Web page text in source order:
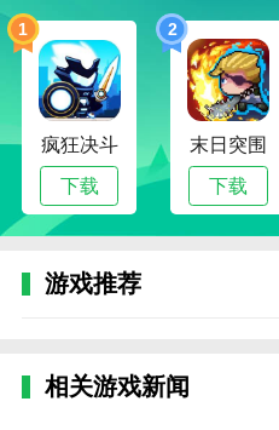
hgnybaablmwujwxk
HGNYBAABLmtaReKj
HGNYBAABLmwtveLM
HGNYBAABLmshPuFn
你觉得这款手机游戏怎么样
1
疯狂决斗
下载
2
末日突围
下载
游戏推荐
相关游戏新闻